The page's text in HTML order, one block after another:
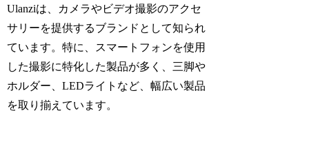
Ulanziは、カメラやビデオ撮影のアクセ
サリーを提供するブランドとして知られ
ています。特に、スマートフォンを使用
した撮影に特化した製品が多く、三脚や
ホルダー、LEDライトなど、幅広い製品
を取り揃えています。